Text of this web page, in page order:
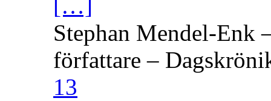
[…]
Stephan Mendel-Enk
författare –
13